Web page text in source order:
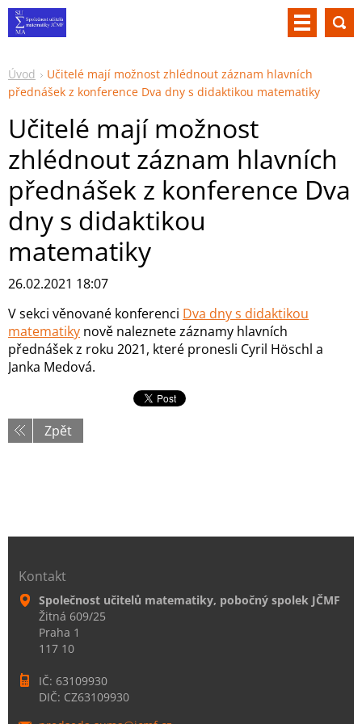
Úvod
Učitelé mají možnost zhlédnout záznam hlavních
přednášek z konference Dva dny s didaktikou matematiky
Učitelé mají možnost
zhlédnout záznam hlavních
přednášek z konference Dva
dny s didaktikou
matematiky
26.02.2021 18:07
V sekci věnované konferenci Dva dny s didaktikou
matematiky nově naleznete záznamy hlavních
přednášek z roku 2021, které pronesli Cyril Höschl a
Janka Medová.
Zpět
Kontakt
Společnost učitelů matematiky, pobočný spolek JČMF
Žitná 609/25
Praha 1
117 10
IČ: 63109930
DIČ: CZ63109930